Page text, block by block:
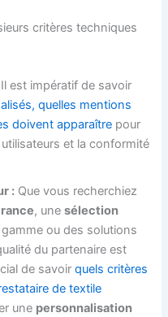
critères techniques
Il est impératif de savoir
quelles mentions
doivent apparaître pour
et la conformité
: Que vous recherchiez
, unesélection
ou des solutions
du partenaire est
de savoirquels critères
de textile
une personnalisation